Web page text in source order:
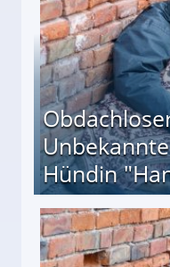
Hündin
entführten seine Hündin